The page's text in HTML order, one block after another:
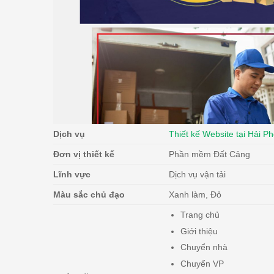
Dịch vụ Thiết kế Website tại Hải
Đơn vị thiết kế Phần mềm Đất Cảng
Lĩnh vực Dịch vụ vận tải
Màu sắc chủ đạo Xanh làm, Đỏ
Trang chủ
Giới thiệu
Chuyển nhà
Chuyển VP